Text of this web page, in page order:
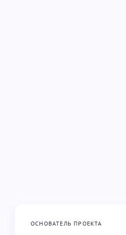
ОСНОВАТЕЛЬ ПРОЕКТА